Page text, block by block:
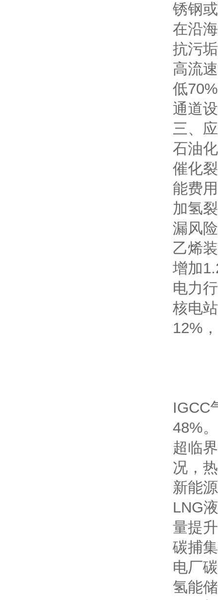
锈钢
在沿
抗污
高流
低
通道
三、
石油
催化
能费
加氢
漏风
乙烯
增加
电力
核电
12%
IGCC
48%。
超临
况，
新能
LNG
量提
碳捕
电厂
氢能